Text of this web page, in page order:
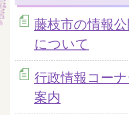
藤枝市の情報
について
行政情報コー
案内